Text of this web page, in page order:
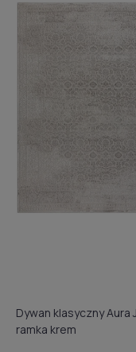
Dywan klasyczny Aura
ramka krem